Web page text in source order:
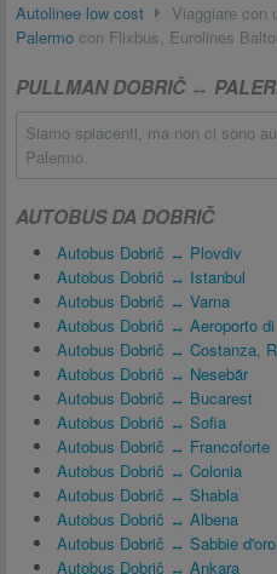
Autolinee low cost Viaggiare con
Palermo con Flixbus, Eurolines
PULLMAN DOBRIČ ↔
Siamo spiacenti, ma non ci sono
Palermo.
AUTOBUS DA DOBRIČ
Autobus Dobrič ↔ Plovdiv
Autobus Dobrič ↔ Istanbul
Autobus Dobrič ↔ Varna
Autobus Dobrič ↔ Aeroporto di
Autobus Dobrič ↔ Costanza,
Autobus Dobrič ↔ Nesebăr
Autobus Dobrič ↔ Bucarest
Autobus Dobrič ↔ Sofia
Autobus Dobrič ↔ Francoforte
Autobus Dobrič ↔ Colonia
Autobus Dobrič ↔ Shabla
Autobus Dobrič ↔ Albena
Autobus Dobrič ↔ Sabbie d'oro
Autobus Dobrič ↔ Ankara